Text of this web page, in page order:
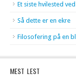
Et siste hvilested
Så dette er en ekre
Filosofering på en
MEST LEST